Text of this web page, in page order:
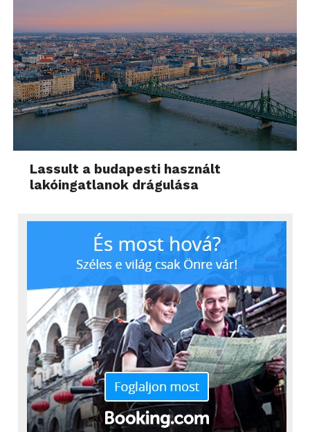
Lassult a budapesti használt
lakóingatlanok drágulása